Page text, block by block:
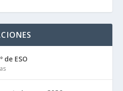
de ESO